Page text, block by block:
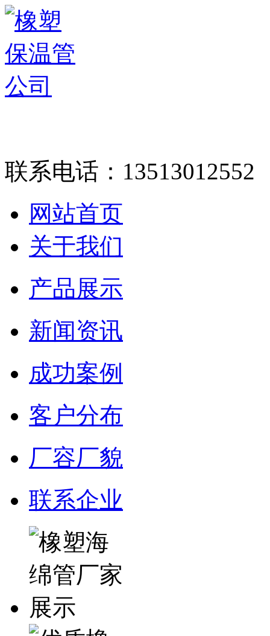
联系电话： 13513012552
网站首页
关于我们
产品展示
新闻资讯
成功案例
客户分布
厂容厂貌
联系企业